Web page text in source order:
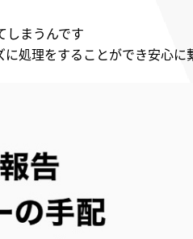
しまうんです
処理をすることができ安心に